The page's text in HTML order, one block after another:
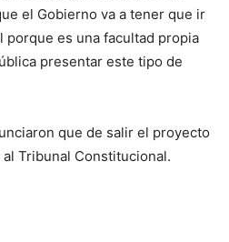
el Gobierno va a tener que ir
porque es una facultad propia
presentar este tipo de
que de salir el proyecto
Tribunal Constitucional.